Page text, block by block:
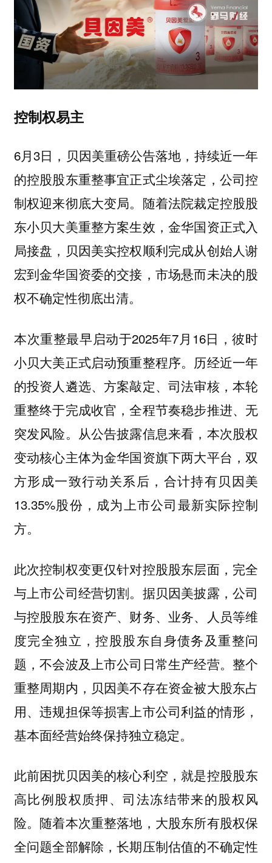
控制权易主
6月3日，贝因美重磅公告落地，持续近一年
的控股股东重整事宜正式尘埃落定，公司控
制权迎来彻底大变局。随着法院裁定控股股
东小贝大美重整方案生效，金华国资正式入
局接盘，贝因美实控权顺利完成从创始人谢
宏到金华国资委的交接，市场悬而未决的股
权不确定性彻底出清。
本次重整最早启动于2025年7月16日，彼时
小贝大美正式启动预重整程序。历经近一年
的投资人遴选、方案敲定、司法审核，本轮
重整终于完成收官，全程节奏稳步推进、无
突发风险。从公告披露信息来看，本次股权
变动核心主体为金华国资旗下两大平台，双
方形成一致行动关系后，合计持有贝因美
13.35%股份，成为上市公司最新实际控制
方。
此次控制权变更仅针对控股股东层面，完全
与上市公司经营切割。据贝因美披露，公司
与控股股东在资产、财务、业务、人员等维
度完全独立，控股股东自身债务及重整问
题，不会波及上市公司日常生产经营。整个
重整周期内，贝因美不存在资金被大股东占
用、违规担保等损害上市公司利益的情形，
基本面经营始终保持独立稳定。
此前困扰贝因美的核心利空，就是控股股东
高比例股权质押、司法冻结带来的股权风
险。随着本次重整落地，大股东所有股权保
全问题全部解除，长期压制估值的不确定性